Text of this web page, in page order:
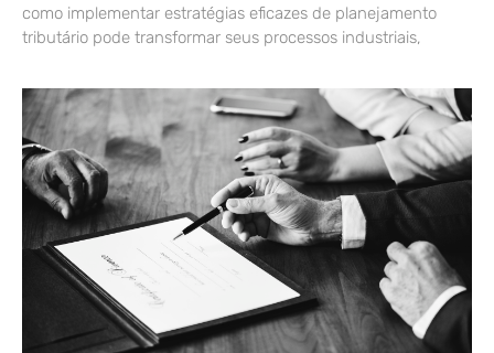
como implementar estratégias eficazes de planejamento
tributário pode transformar seus processos industriais,